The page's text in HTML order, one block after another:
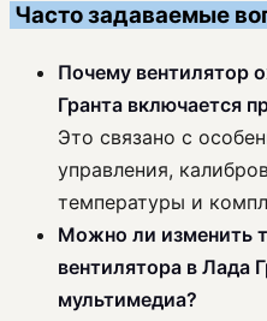
Часто задаваемые
Почему вентилятор
Гранта включается
Это связано с
управления,
температуры и
Можно ли изменить
вентилятора в Лада
мультимедиа?